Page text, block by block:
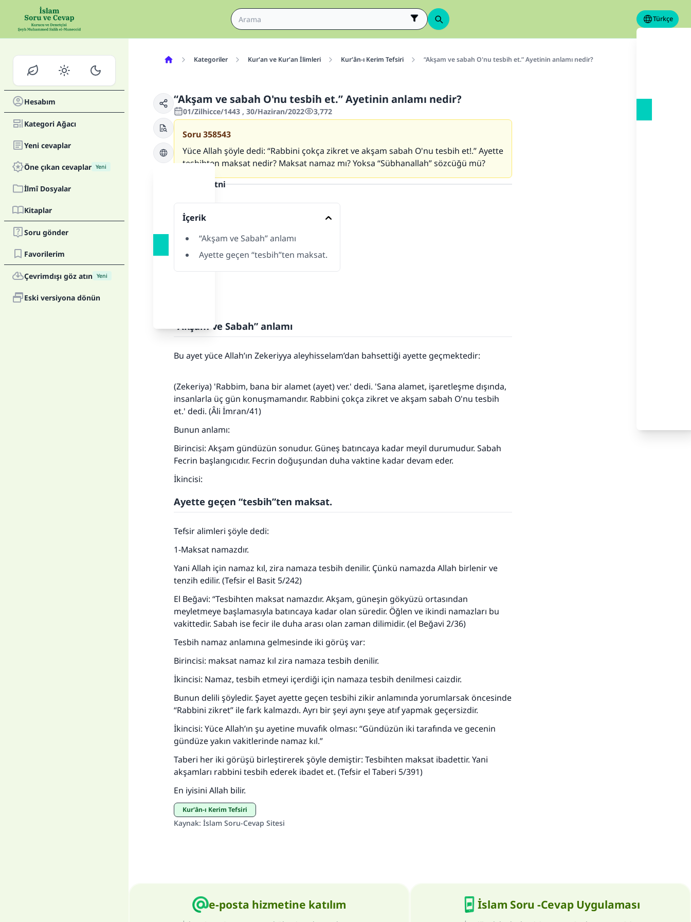
Türkçe
Hesabım
Kategori Ağacı
Yeni cevaplar
Öne çıkan cevaplar Yeni
İlmî Dosyalar
Kitaplar
Soru gönder
Favorilerim
Çevrimdışı göz atın Yeni
Eski versiyona dönün
Kategoriler Kur'an ve Kur'an İlimleri Kur'ân-ı Kerim Tefsiri “Akşam ve sabah O'nu tesbih et.” Ayetinin anlamı nedir?
“Akşam ve sabah O'nu tesbih et.” Ayetinin anlamı nedir?
01/Zilhicce/1443 , 30/Haziran/2022 3,772
Soru358543
Yüce Allah şöyle dedi: “Rabbini çokça zikret ve akşam sabah O'nu tesbih et!.” Ayette
tesbihten maksat nedir? Maksat namaz mı? Yoksa “Sübhanallah” sözcüğü mü?
Cevap metni
İçerik
“Akşam ve Sabah” anlamı
Ayette geçen “tesbih”ten maksat.
“Akşam ve Sabah” anlamı
Bu ayet yüce Allah’ın Zekeriyya aleyhisselam’dan bahsettiği ayette geçmektedir:
(Zekeriya) 'Rabbim, bana bir alamet (ayet) ver.' dedi. 'Sana alamet, işaretleşme dışında,
insanlarla üç gün konuşmamandır. Rabbini çokça zikret ve akşam sabah O'nu tesbih
et.' dedi. (Âli İmran/41)
Bunun anlamı:
Birincisi: Akşam gündüzün sonudur. Güneş batıncaya kadar meyil durumudur. Sabah
Fecrin başlangıcıdır. Fecrin doğuşundan duha vaktine kadar devam eder.
İkincisi:
Ayette geçen “tesbih”ten maksat.
Tefsir alimleri şöyle dedi:
1-Maksat namazdır.
Yani Allah için namaz kıl, zira namaza tesbih denilir. Çünkü namazda Allah birlenir ve
tenzih edilir. (Tefsir el Basit 5/242)
El Beğavi: “Tesbihten maksat namazdır. Akşam, güneşin gökyüzü ortasından
meyletmeye başlamasıyla batıncaya kadar olan süredir. Öğlen ve ikindi namazları bu
vakittedir. Sabah ise fecir ile duha arası olan zaman dilimidir. (el Beğavi 2/36)
Tesbih namaz anlamına gelmesinde iki görüş var:
Birincisi: maksat namaz kıl zira namaza tesbih denilir.
İkincisi: Namaz, tesbih etmeyi içerdiği için namaza tesbih denilmesi caizdir.
Bunun delili şöyledir. Şayet ayette geçen tesbihi zikir anlamında yorumlarsak öncesinde
“Rabbini zikret” ile fark kalmazdı. Ayrı bir şeyi aynı şeye atıf yapmak geçersizdir.
İkincisi: Yüce Allah’ın şu ayetine muvafık olması: “Gündüzün iki tarafında ve gecenin
gündüze yakın vakitlerinde namaz kıl.”
Taberi her iki görüşü birleştirerek şöyle demiştir: Tesbihten maksat ibadettir. Yani
akşamları rabbini tesbih ederek ibadet et. (Tefsir el Taberi 5/391)
En iyisini Allah bilir.
Kur'ân-ı Kerim Tefsiri
Kaynak: İslam Soru-Cevap Sitesi
e-posta hizmetine katılım İslam Soru -Cevap Uygulaması
110845 Nolu Cevap, bir evliliği kurtardı.
Şimdi katkı yapın!